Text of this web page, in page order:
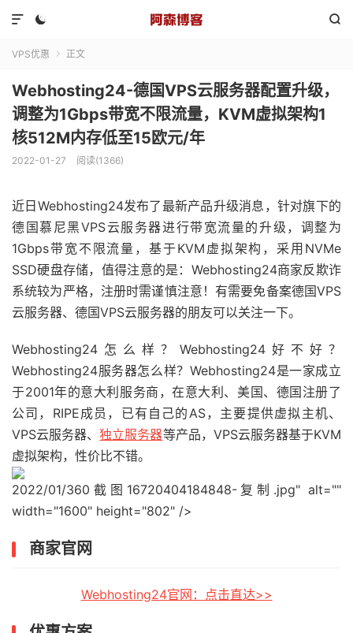
 

VPS优惠  正文
Webhosting24-德国VPS云服务器配置升级，
调整为1Gbps带宽不限流量，KVM虚拟架构1
核512M内存低至15欧元/年
2022-01-27 阅读(1366)
近日Webhosting24发布了最新产品升级消息，针对旗下的
德国慕尼黑VPS云服务器进行带宽流量的升级，调整为
1Gbps带宽不限流量，基于KVM虚拟架构，采用NVMe
SSD硬盘存储，值得注意的是：Webhosting24商家反欺诈
系统较为严格，注册时需谨慎注意！有需要免备案德国VPS
云服务器、德国VPS云服务器的朋友可以关注一下。
Webhosting24怎么样？Webhosting24好不好？
Webhosting24服务器怎么样？Webhosting24是一家成立
于2001年的意大利服务商，在意大利、美国、德国注册了
公司，RIPE成员，已有自己的AS，主要提供虚拟主机、
VPS云服务器、独立服务器等产品，VPS云服务器基于KVM
虚拟架构，性价比不错。
2022/01/360截图16720404184848-复制.jpg" alt=""
width="1600" height="802" />
商家官网
Webhosting24官网：点击直达>>